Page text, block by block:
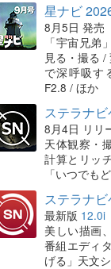
星ナビ
8月5日 発売
「宇宙兄弟
見る・撮る
で深呼吸す
F2.8 / ほか
ステラナ
8月4日 リリ
天体観察・
計算とリッ
「いつでも
ステラナ
最新版 12.0i
美しい描画
番組エディ
げる」天文